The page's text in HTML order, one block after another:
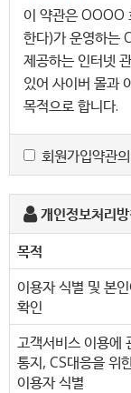
이 약관은 OOOO
한다)가 운영하는
제공하는 인터넷
있어 사이버 몰과
목적으로 합니다.
※「PC통신, 무선
성질에 반하지 않는
제2조 정의
"몰" 이란 "
함)을 이용
정보통신설
설정한 가
운영하는 사
"이용자"란
제공하는 서
회원가입약관
개인정보처리
목적
이용자 식별 및 본
확인
고객서비스 이용에
통지, CS대응을 위
이용자 식별